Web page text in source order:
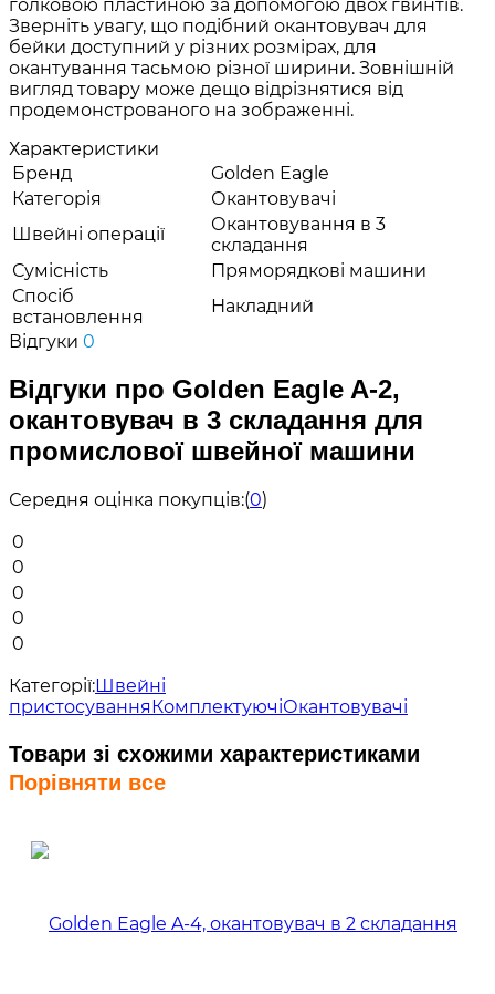
голковою пластиною за допомогою двох гвинтів.
Зверніть увагу, що подібний окантовувач для
бейки доступний у різних розмірах, для
окантування тасьмою різної ширини. Зовнішній
вигляд товару може дещо відрізнятися від
продемонстрованого на зображенні.
Характеристики
Бренд
Golden Eagle
Категорія
Окантовувачі
Швейні операції
Окантовування в 3
складання
Сумісність
Пряморядкові машини
Спосіб
встановлення
Накладний
Відгуки 0
Відгуки про Golden Eagle A-2,
окантовувач в 3 складання для
промислової швейної машини
Середня оцінка покупців:(0)
0
0
0
0
0
Категорії:Швейні
пристосуванняКомплектуючіОкантовувачі
Товари зі схожими характеристиками
Порівняти все